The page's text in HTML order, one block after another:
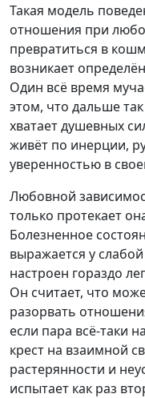
Такая модель
отношения при
превратиться в
возникает
Один всё время
этом, что дальше
хватает душевных
живёт по инерции,
уверенностью в
Любовной
только протекает
Болезненное
выражается у
настроен гораздо
Он считает, что
разорвать
если пара всё-таки
крест на взаимной
растерянности и
испытает как раз